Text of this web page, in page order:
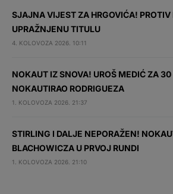
SJAJNA VIJEST ZA HRGOVIĆA! PROTIV
UPRAŽNJENU TITULU
4. KOLOVOZA 2026. 10:11
NOKAUT IZ SNOVA! UROŠ MEDIĆ ZA 30
NOKAUTIRAO RODRIGUEZA
1. KOLOVOZA 2026. 21:37
STIRLING I DALJE NEPORAŽEN!
BLACHOWICZA U PRVOJ RUNDI
1. KOLOVOZA 2026. 21:10